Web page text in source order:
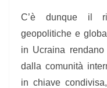
C’è dunque il
geopolitiche e
in Ucraina
dalla comunità
in chiave